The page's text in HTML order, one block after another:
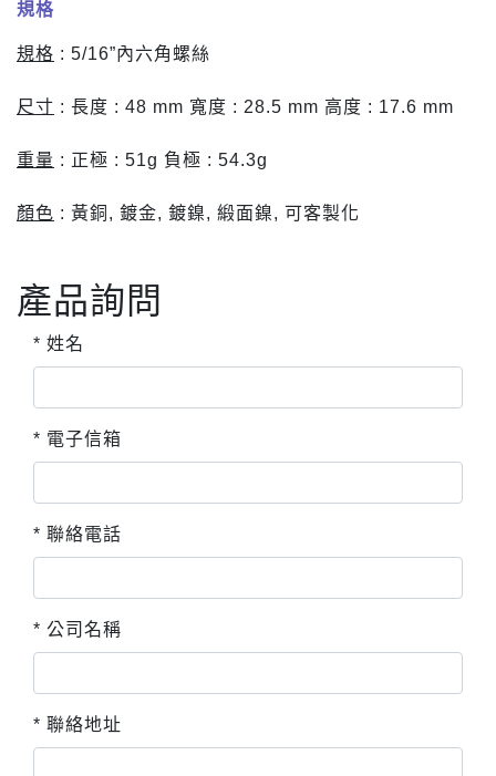
規格
規格 : 5/16”內六角螺絲
尺寸 : 長度 : 48 mm 寬度 : 28.5 mm 高度 : 17.6 mm
重量 : 正極 : 51g 負極 : 54.3g
顏色 : 黃銅, 鍍金, 鍍鎳, 緞面鎳, 可客製化
產品詢問
* 姓名
* 電子信箱
* 聯絡電話
* 公司名稱
* 聯絡地址